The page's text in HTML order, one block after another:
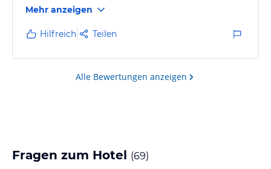
lecker 😋 hatte sogar ein großes Problem mit meiner
Kreditkarte ich war hilflos aber wie gesagt habe den
Hotel Director gefragt um Hilfe gebeten das tat er
sofort nach 10 Minuten war ich wieder der
glücklichste Mensch 🥰 ich habe viele aufregende
Mehr anzeigen
Hilfreich Teilen
Alle Bewertungen anzeigen
Fragen zum Hotel (69)